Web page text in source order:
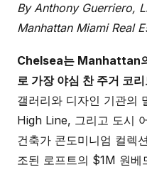
By Anthony Guerriero,
Manhattan Miami Real
Chelsea는 Manhattan
로 가장 야심 찬 주거 코
갤러리와 디자인 기관의
High Line, 그리고 도시
건축가 콘도미니엄 컬렉
조된 로프트의 $1M 원